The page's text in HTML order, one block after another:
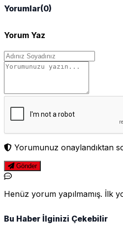
Yorumlar(0)
Yorum Yaz
Yorumunuz onaylandıktan
Gönder
Henüz yorum yapılmamış. İlk
Bu Haber İlginizi Çekebilir